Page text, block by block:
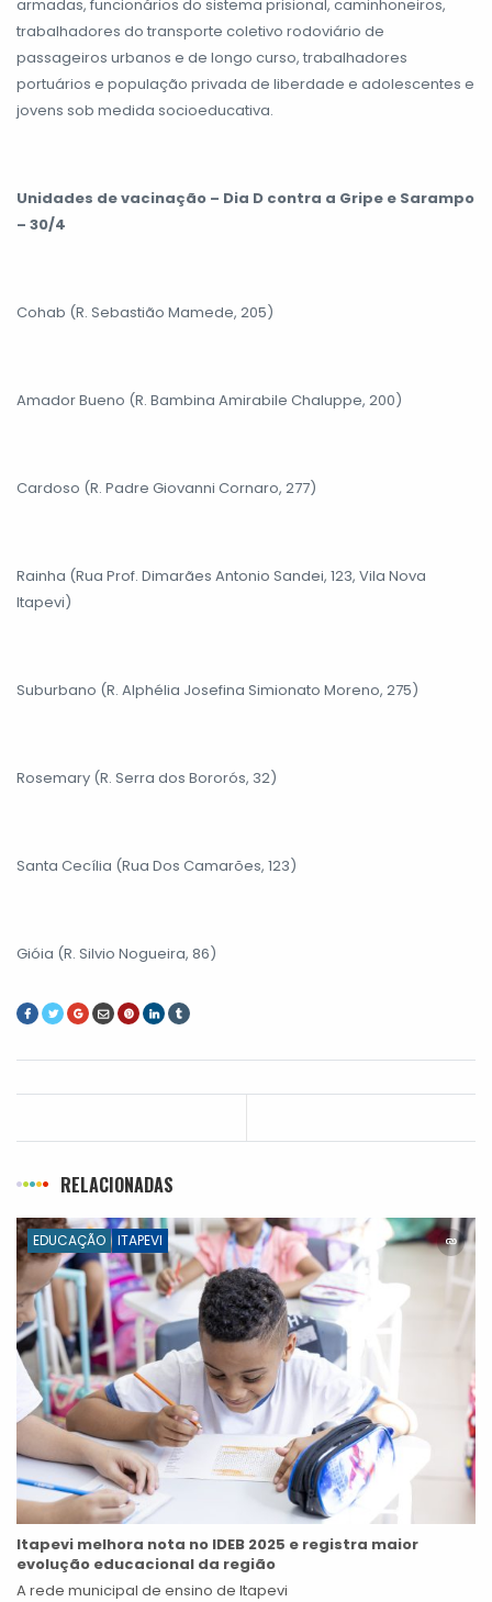
armadas, funcionários do sistema prisional, caminhoneiros,
trabalhadores do transporte coletivo rodoviário de
passageiros urbanos e de longo curso, trabalhadores
portuários e população privada de liberdade e adolescentes e
jovens sob medida socioeducativa.
Unidades de vacinação – Dia D contra a Gripe e Sarampo
– 30/4
Cohab (R. Sebastião Mamede, 205)
Amador Bueno (R. Bambina Amirabile Chaluppe, 200)
Cardoso (R. Padre Giovanni Cornaro, 277)
Rainha (Rua Prof. Dimarães Antonio Sandei, 123, Vila Nova
Itapevi)
Suburbano (R. Alphélia Josefina Simionato Moreno, 275)
Rosemary (R. Serra dos Bororós, 32)
Santa Cecília (Rua Dos Camarões, 123)
Gióia (R. Silvio Nogueira, 86)
RELACIONADAS
EDUCAÇÃO ITAPEVI
Itapevi melhora nota no IDEB 2025 e registra maior
evolução educacional da região
A rede municipal de ensino de Itapevi